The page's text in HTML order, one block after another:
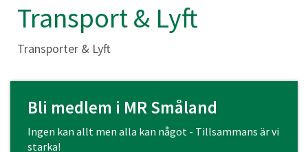
Transport & Lyft
Transporter & Lyft
Bli medlem i MR Småland
Ingen kan allt men alla kan något - Tillsammans är vi
starka!